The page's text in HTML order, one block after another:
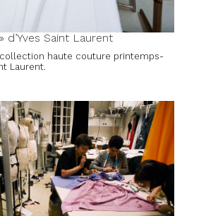
d’Yves Saint Laurent
haute couture printemps-
Laurent.